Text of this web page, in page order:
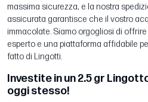
massima sicurezza, e la nostra
assicurata garantisce che il vostro
immacolate. Siamo orgogliosi di
esperto e una piattaforma affidabile
fatto di Lingotti.
Investite in un 2.5 gr
oggi stesso!